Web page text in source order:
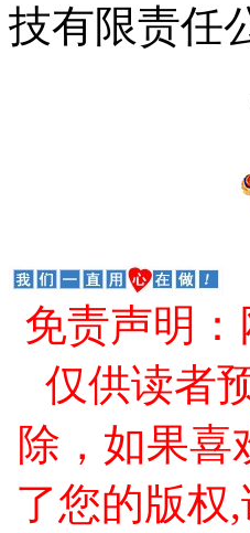
技有限责任
免责声明
仅供读者
除，如果喜
了您的版权,